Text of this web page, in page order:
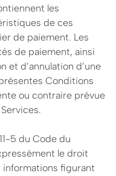
les
de ces
de paiement. Les
de paiement, ainsi
et d’annulation d’une
Conditions
ou contraire prévue
5 du Code du
le droit
informations figurant